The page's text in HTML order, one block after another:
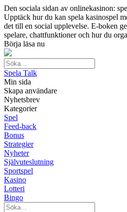
Den sociala sidan av onlinekasinon:
Upptäck hur du kan spela kasinospel
det till en social upplevelse. E-boken
spelare, chattfunktioner och hur du
Börja läsa nu
Spela Talk
Min sida
Skapa användare
Nyhetsbrev
Kategorier
Spel
Feed-back
Bonus
Strategier
Nyheter
Självuteslutning
Sportspel
Kasino
Lotteri
Bingo